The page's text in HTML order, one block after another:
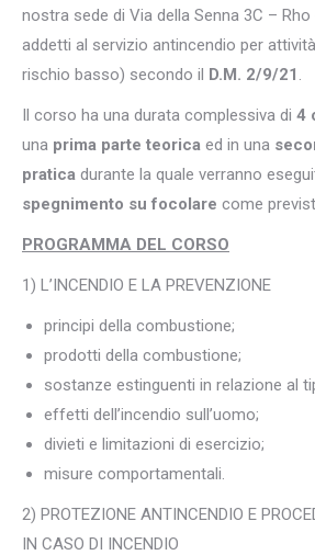
nostra sede di Via della Senna 3C –
addetti al servizio antincendio per
rischio basso) secondo il D.M. 2/9/21 .
Il corso ha una durata complessiva di 4
una prima parte teorica ed in una
pratica durante la quale verranno
spegnimento su focolare come
PROGRAMMA DEL CORSO
1) L’INCENDIO E LA PREVENZIONE
principi della combustione;
prodotti della combustione;
sostanze estinguenti in relazione al
effetti dell’incendio sull’uomo;
divieti e limitazioni di esercizio;
misure comportamentali.
2) PROTEZIONE ANTINCENDIO E
IN CASO DI INCENDIO